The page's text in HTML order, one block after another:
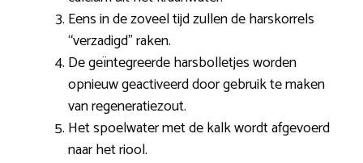
Eens in de zoveel tijd zullen de harskorrels
“verzadigd” raken.
De geïntegreerde harsbolletjes worden
opnieuw geactiveerd door gebruik te maken
van regeneratiezout.
Het spoelwater met de kalk wordt afgevoerd
naar het riool.